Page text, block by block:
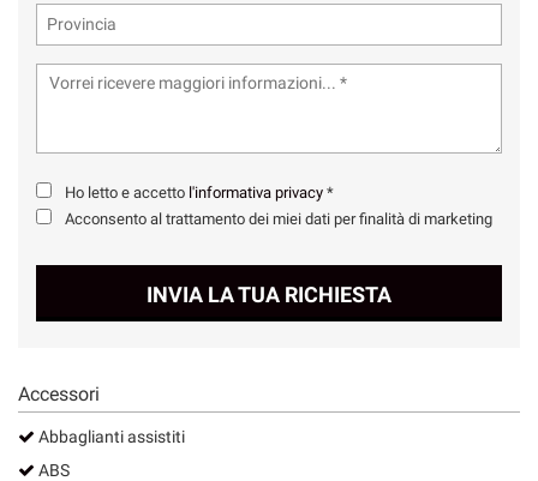
Ho letto e accetto l'informativa privacy *
Acconsento al trattamento dei miei dati per finalità di marketing
INVIA LA TUA RICHIESTA
Accessori
Abbaglianti assistiti
ABS